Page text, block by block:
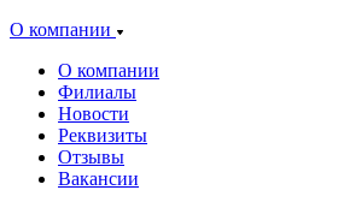
О компании
О компании
Филиалы
Новости
Реквизиты
Отзывы
Вакансии